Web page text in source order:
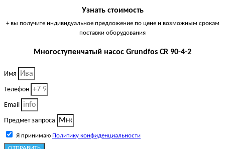
Узнать стоимость
+ вы получите индивидуальное предложение по цене и возможным срокам
поставки оборудования
Многоступенчатый насос Grundfos CR 90-4-2
Имя
Телефон
Email
Предмет запроса
Я принимаю Политику конфиденциальности